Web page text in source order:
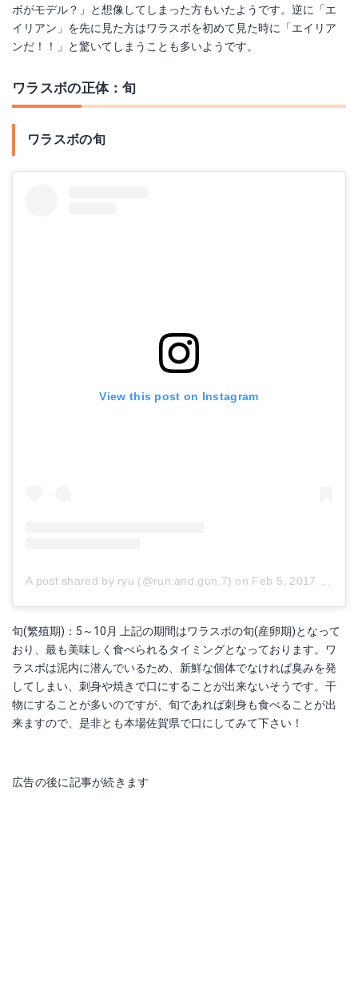
ボがモデル？」と想像してしまった方もいたようです。逆に「エ
イリアン」を先に見た方はワラスボを初めて見た時に「エイリア
ンだ！！」と驚いてしまうことも多いようです。
ワラスボの正体：旬
ワラスボの旬
View this post on Instagram
A post shared by ryu (@run.and.gun.7) on Feb 5, 2017 at 8:20am PST
旬(繁殖期)：5～10月 上記の期間はワラスボの旬(産卵期)となって
おり、最も美味しく食べられるタイミングとなっております。ワ
ラスボは泥内に潜んでいるため、新鮮な個体でなければ臭みを発
してしまい、刺身や焼きで口にすることが出来ないそうです。干
物にすることが多いのですが、旬であれば刺身も食べることが出
来ますので、是非とも本場佐賀県で口にしてみて下さい！
広告の後に記事が続きます